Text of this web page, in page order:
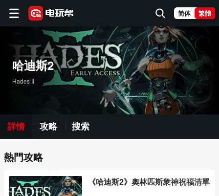
简体 繁體
哈迪斯2
Hades II
詳情 攻略 搜索
熱門攻略
《哈迪斯2》奧林匹斯衆神祝福清單